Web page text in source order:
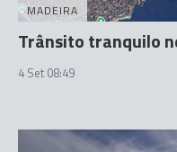
MADEIRA
Trânsito tranquilo
4 Set 08:49